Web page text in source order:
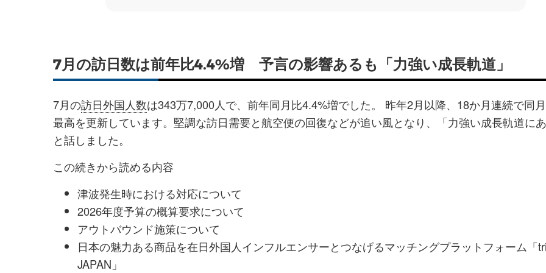
7月の訪日数は前年比4.4%増 予言の影響あるも「力強い成長軌道」
7月の訪日外国人数は343万7,000人で、前年同月比4.4%増でした。 昨年2月以降、18か月連続で同
最高を更新しています。堅調な訪日需要と航空便の回復などが追い風となり、「力強い成長軌道にあ
と話しました。
この続きから読める内容
津波発生時における対応について
2026年度予算の概算要求について
アウトバウンド施策について
日本の魅力ある商品を在日外国人インフルエンサーとつなげるマッチングプラットフォーム「
JAPAN」